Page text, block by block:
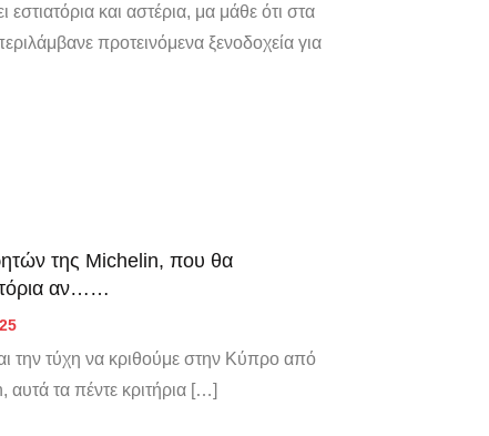
και αστέρια, μα μάθε ότι στα
προτεινόμενα ξενοδοχεία για
της Michelin, που θα
αν……
την τύχη να κριθούμε στην Κύπρο από
αυτά τα πέντε κριτήρια […]